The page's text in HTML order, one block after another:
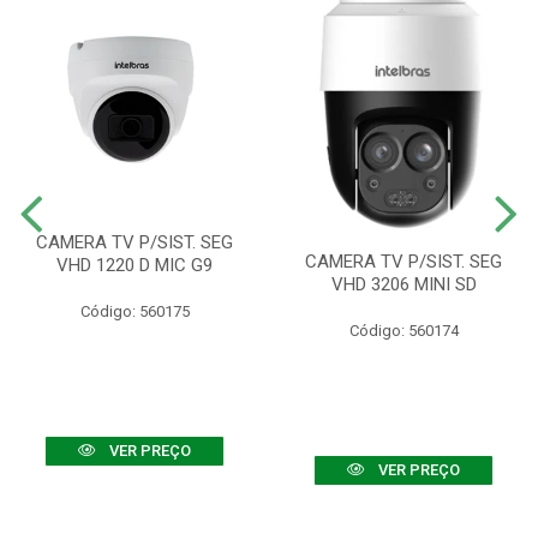
CAMERA TV P/SIST. SEG
VHD 1220 D MIC G9
Código: 560175
VER PREÇO
CAMERA TV P/SIST. SEG
VHD 3206 MINI SD
Código: 560174
VER PREÇO